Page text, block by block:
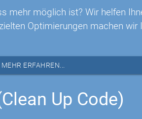
mehr möglich ist? Wir helfen
Optimierungen machen wir
MEHR ERFAHREN...
Up Code)